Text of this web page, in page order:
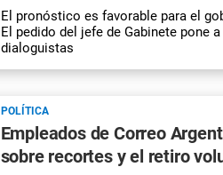
El pronóstico es favorable para el
El pedido del jefe de Gabinete pone
dialoguistas
POLÍTICA
Empleados de Correo
sobre recortes y el retiro